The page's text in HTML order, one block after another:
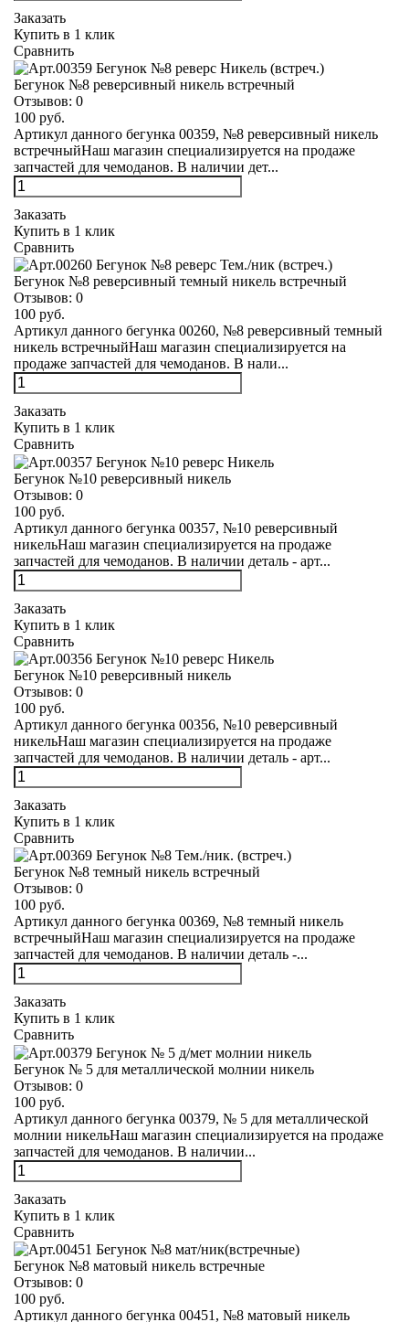
Заказать
Купить в 1 клик
Сравнить
Бегунок №8 реверсивный никель встречный
Отзывов: 0
100 руб.
Артикул данного бегунка 00359, №8 реверсивный никель
встречныйНаш магазин специализируется на продаже
запчастей для чемоданов. В наличии дет...
Заказать
Купить в 1 клик
Сравнить
Бегунок №8 реверсивный темный никель встречный
Отзывов: 0
100 руб.
Артикул данного бегунка 00260, №8 реверсивный темный
никель встречныйНаш магазин специализируется на
продаже запчастей для чемоданов. В нали...
Заказать
Купить в 1 клик
Сравнить
Бегунок №10 реверсивный никель
Отзывов: 0
100 руб.
Артикул данного бегунка 00357, №10 реверсивный
никельНаш магазин специализируется на продаже
запчастей для чемоданов. В наличии деталь - арт...
Заказать
Купить в 1 клик
Сравнить
Бегунок №10 реверсивный никель
Отзывов: 0
100 руб.
Артикул данного бегунка 00356, №10 реверсивный
никельНаш магазин специализируется на продаже
запчастей для чемоданов. В наличии деталь - арт...
Заказать
Купить в 1 клик
Сравнить
Бегунок №8 темный никель встречный
Отзывов: 0
100 руб.
Артикул данного бегунка 00369, №8 темный никель
встречныйНаш магазин специализируется на продаже
запчастей для чемоданов. В наличии деталь -...
Заказать
Купить в 1 клик
Сравнить
Бегунок № 5 для металлической молнии никель
Отзывов: 0
100 руб.
Артикул данного бегунка 00379, № 5 для металлической
молнии никельНаш магазин специализируется на продаже
запчастей для чемоданов. В наличии...
Заказать
Купить в 1 клик
Сравнить
Бегунок №8 матовый никель встречные
Отзывов: 0
100 руб.
Артикул данного бегунка 00451, №8 матовый никель